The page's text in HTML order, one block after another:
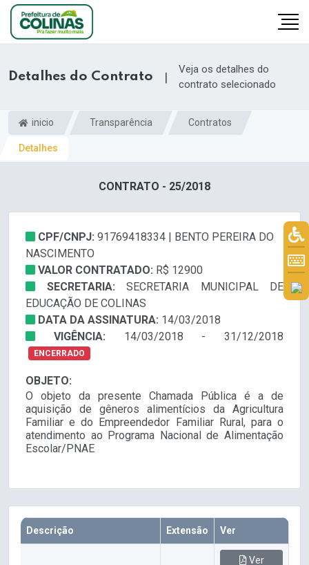
Detalhes do Contrato |
Veja os detalhes do
contrato selecionado
inicio Transparência Contratos
Detalhes
CONTRATO - 25/2018
CPF/CNPJ: 91769418334 | BENTO PEREIRA DO
NASCIMENTO
VALOR CONTRATADO: R$ 12900
SECRETARIA: SECRETARIA MUNICIPAL DE
EDUCAÇÃO DE COLINAS
DATA DA ASSINATURA: 14/03/2018
VIGÊNCIA: 14/03/2018 - 31/12/2018
ENCERRADO
OBJETO:
O objeto da presente Chamada Pública é a de
aquisição de gêneros alimentícios da Agricultura
Familiar e do Empreendedor Familiar Rural, para o
atendimento ao Programa Nacional de Alimentação
Escolar/PNAE
Descrição Extensão Ver
Ver